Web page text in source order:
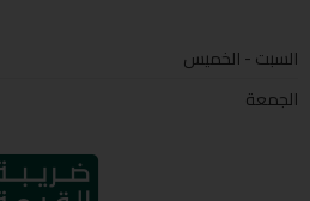
السبت - الخميس
الجمعة